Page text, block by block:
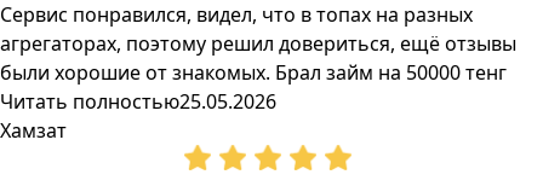
Сервис понравился, видел, что в топах на разных
агрегаторах, поэтому решил довериться, ещё отзывы
были хорошие от знакомых. Брал займ на 50000 тенг
Читать полностью25.05.2026
Хамзат